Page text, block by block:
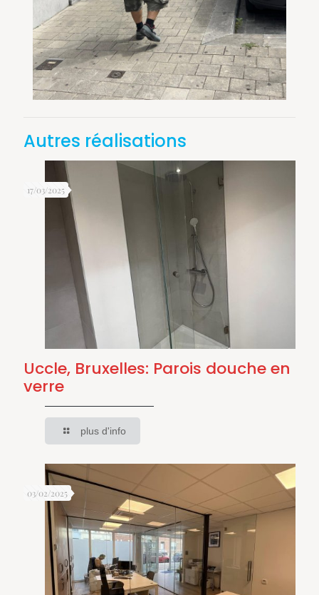
Autres réalisations
17/03/2025
Uccle, Bruxelles: Parois douche en
verre
plus d'info
03/02/2025